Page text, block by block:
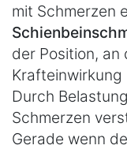
mit Schmerzen
der Position, an
Krafteinwirkung
Durch
Schmerzen
Gerade wenn